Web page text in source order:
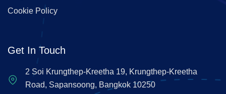
Cookie Policy
Get In Touch
2 Soi Krungthep-Kreetha 19, Krungthep-Kreetha
Road, Sapansoong, Bangkok 10250